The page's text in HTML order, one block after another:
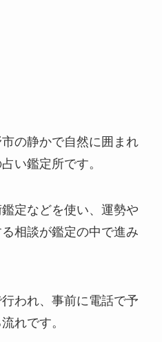
の静かで自然に囲まれ
い鑑定所です。
定などを使い、運勢や
相談が鑑定の中で進み
われ、事前に電話で予
れです。